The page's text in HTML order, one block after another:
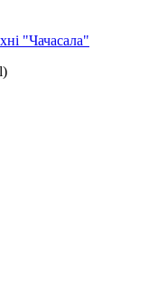
"Чачасала"